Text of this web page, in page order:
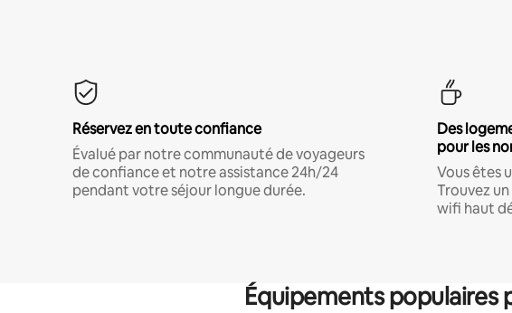
Réservez en toute confiance
Évalué par notre communauté de voyageurs
de confiance et notre assistance 24h/24
pendant votre séjour longue durée.
Des
pour les
Vous êtes
Trouvez
wifi haut
Équipements populaires